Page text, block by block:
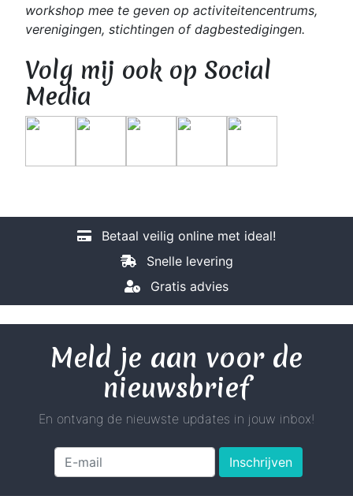
workshop mee te geven op activiteitencentrums,
verenigingen, stichtingen of dagbestedigingen.
Volg mij ook op Social
Media
Betaal veilig online met ideal!
Snelle levering
Gratis advies
Meld je aan voor de
nieuwsbrief
En ontvang de nieuwste updates in jouw inbox!
Inschrijven